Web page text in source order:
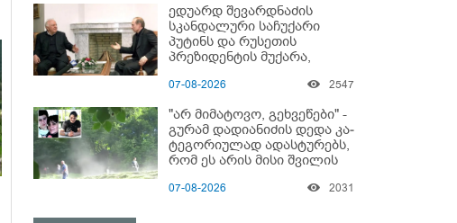
ედუარდ შევარდნაძის
სკანდალური საჩუქარი
პუტინს და რუსეთის
პრეზიდენტის მუქარა,
აასრულა
07-08-2026 2547
"არ მიმატოვო, გეხვეწები" -
გუ­რა­მ დადიანიძის დედა კა­
ტე­გო­რი­უ­ლად ადას­ტუ­რებს,
რომ ეს არის მისი შვი­ლის
07-08-2026 2031